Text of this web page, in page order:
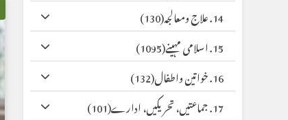
14. علاج ومعالجہ
(130)
15. اسلامی مہینے
(1095)
16. خواتین واطفال
(132)
17. جماعتیں، تحریکیں، ادارے
(101)